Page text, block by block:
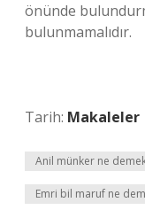
önünde
bulunmamalıdır.
Tarih: Makaleler
Anil münker ne
Emri bil maruf ne